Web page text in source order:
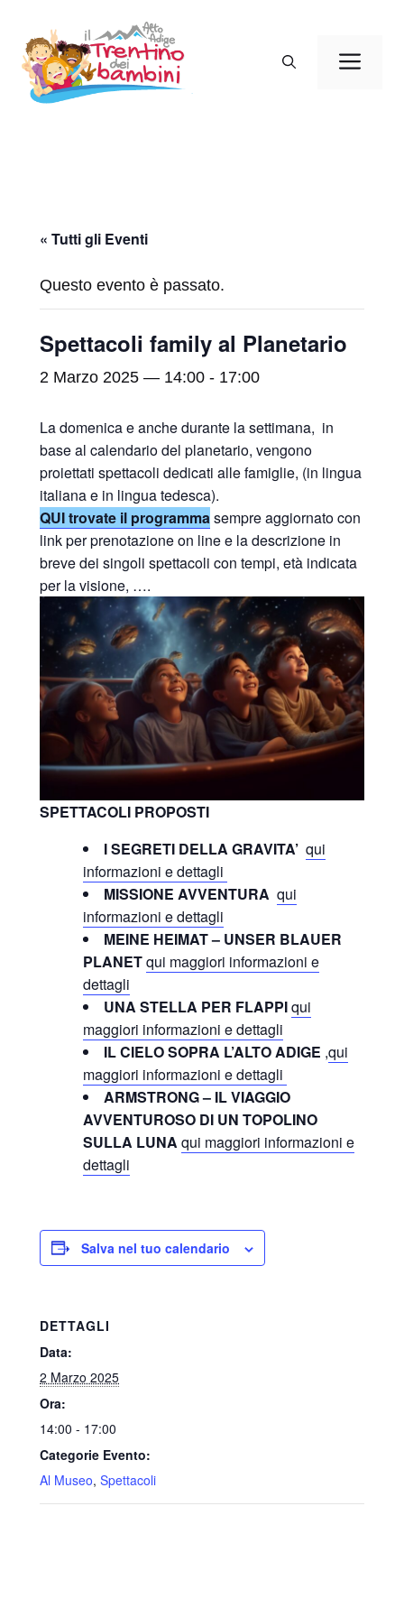
contenuto
« Tutti gli Eventi
Questo evento è passato.
Spettacoli family al Planetario
2 Marzo 2025 — 14:00 - 17:00
La domenica e anche durante la settimana, in
base al calendario del planetario, vengono
proiettati spettacoli dedicati alle famiglie, (in lingua
italiana e in lingua tedesca).
QUI trovate il programmasempre aggiornato con
link per prenotazione on line e la descrizione in
breve dei singoli spettacoli con tempi, età indicata
per la visione, ….
SPETTACOLI PROPOSTI
I SEGRETI DELLA GRAVITA’ qui
informazioni e dettagli
MISSIONE AVVENTURA qui
informazioni e dettagli
MEINE HEIMAT – UNSER BLAUER
PLANETqui maggiori informazioni e
dettagli
UNA STELLA PER FLAPPIqui
maggiori informazioni e dettagli
IL CIELO SOPRA L’ALTO ADIGE ,qui
maggiori informazioni e dettagli
ARMSTRONG – IL VIAGGIO
AVVENTUROSO DI UN TOPOLINO
SULLA LUNA qui maggiori informazioni e
dettagli
Salva nel tuo calendario
DETTAGLI
Data:
2 Marzo 2025
Ora:
14:00 - 17:00
Categorie Evento:
Al Museo, Spettacoli